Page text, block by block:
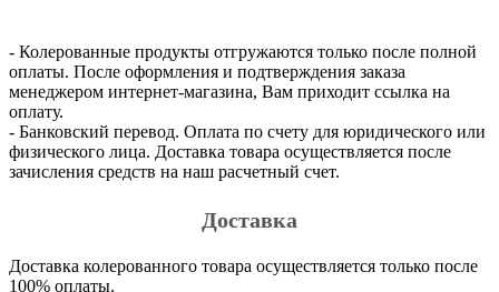
- Колерованные продукты отгружаются только после полной
оплаты. После оформления и подтверждения заказа
менеджером интернет-магазина, Вам приходит ссылка на
оплату.
- Банковский перевод. Оплата по счету для юридического или
физического лица. Доставка товара осуществляется после
зачисления средств на наш расчетный счет.
Доставка
Доставка колерованного товара осуществляется только после
100% оплаты.